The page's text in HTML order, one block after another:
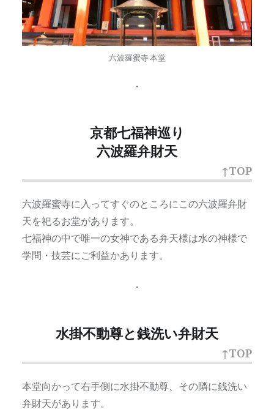
六波羅蜜寺 本堂
・
京都七福神巡り
六波羅弁財天
↑TOP
六波羅蜜寺に入ってすぐのところにこの六波羅弁財
天を祀るお堂があります。
七福神の中で唯一の女神である弁天様は水の神様で
学問・技芸にご利益かあります。
・
水掛不動尊と銭洗い弁財天
↑TOP
本堂向かって右手側に水掛不動尊、その隣に銭洗い
弁財天があります。